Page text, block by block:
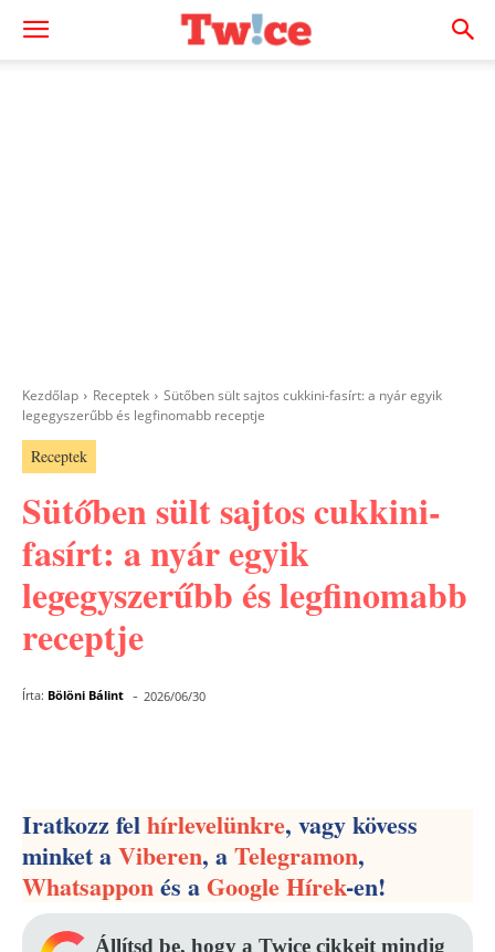
Kezdőlap Receptek
Sütőben sült sajtos cukkini-fasírt: a nyár egyik
legegyszerűbb és legfinomabb receptje
Receptek
Sütőben sült sajtos cukkini-
fasírt: a nyár egyik
legegyszerűbb és legfinomabb
receptje
Írta: Bölöni Bálint - 2026/06/30
Iratkozz felhírlevelünkre, vagy kövess
minket aViberen, aTelegramon,
Whatsapponés aGoogle Hírek-en!
Állítsd be, hogy a Twice cikkeit mindig